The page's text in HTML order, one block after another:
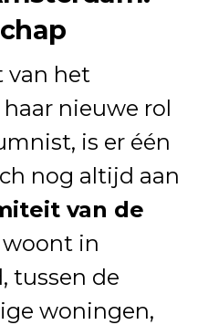
van het
nieuwe rol
is er één
nog altijd aan
van de
woont in
tussen de
woningen,